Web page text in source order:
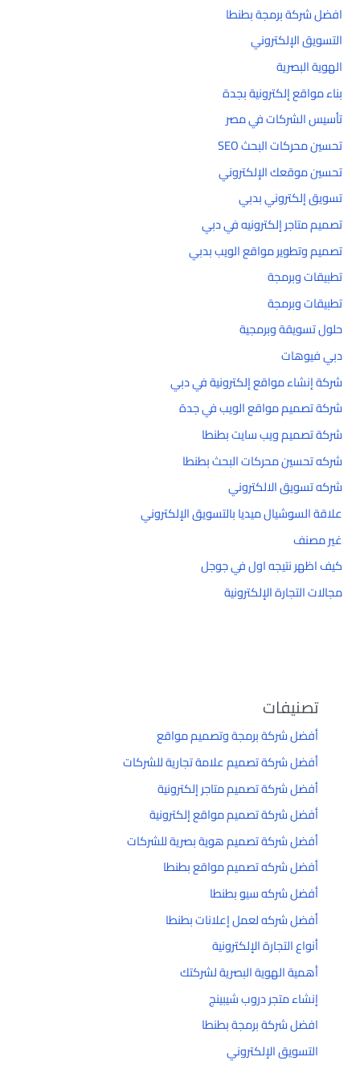
افضل شركة برمجة بطنطا
التسويق الإلكتروني
الهوية البصرية
بناء مواقع إلكترونية بجدة
تأسيس الشركات في مصر
تحسين محركات البحث SEO
تحسين موقعك الإلكتروني
تسويق إلكتروني بدبي
تصميم متاجر إلكترونيه في دبي
تصميم وتطوير مواقع الويب بدبي
تطبيقات وبرمجة
تطبيقات وبرمجة
حلول تسويقة وبرمجية
دبي فيوهات
شركة إنشاء مواقع إلكترونية في دبي
شركة تصميم مواقع الويب في جدة
شركة تصميم ويب سايت بطنطا
شركه تحسين محركات البحث بطنطا
شركه تسويق الالكتروني
علاقة السوشيال ميديا بالتسويق الإلكتروني
غير مصنف
كيف اظهر نتيجه اول في جوجل
مجالات التجارة الإلكترونية
تصنيفات
أفضل شركة برمجة وتصميم مواقع
أفضل شركة تصميم علامة تجارية للشركات
أفضل شركة تصميم متاجر إلكترونية
أفضل شركة تصميم مواقع إلكترونية
أفضل شركة تصميم هوية بصرية للشركات
أفضل شركه تصميم مواقع بطنطا
أفضل شركه سيو بطنطا
أفضل شركه لعمل إعلانات بطنطا
أنواع التجارة الإلكترونية
أهمية الهوية البصرية لشركتك
إنشاء متجر دروب شيبينج
افضل شركة برمجة بطنطا
التسويق الإلكتروني